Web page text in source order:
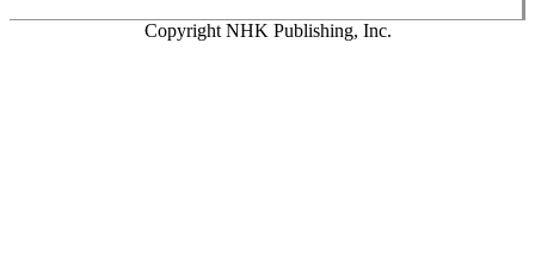
Copyright NHK Publishing, Inc.